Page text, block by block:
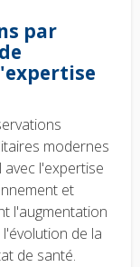
par
modernes
avec l'expertise
et
l'augmentation
de la
de santé.